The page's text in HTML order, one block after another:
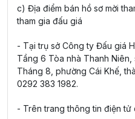
c) Địa điểm bán hồ sơ mời
tham gia đấu giá
- Tại trụ sở Công ty Đấu giá
Tầng 6 Tòa nhà Thanh Niên,
Tháng 8, phường Cái Khế,
0292 383 1982.
- Trên trang thông tin điện